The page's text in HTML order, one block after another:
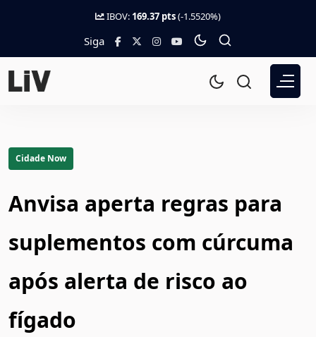
IBOV: 169.37 pts(-1.5520%)
Siga
Cidade Now
Anvisa aperta regras para
suplementos com cúrcuma
após alerta de risco ao
fígado